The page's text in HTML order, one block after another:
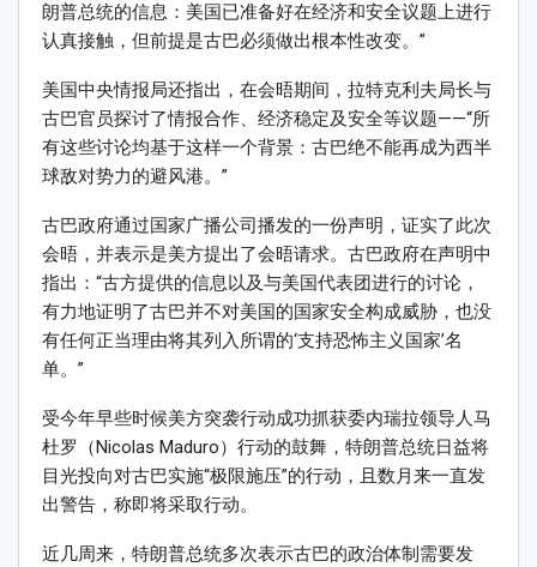
朗普总统的信息：美国已准备好在经济和安全议题上进行
认真接触，但前提是古巴必须做出根本性改变。”
美国中央情报局还指出，在会晤期间，拉特克利夫局长与
古巴官员探讨了情报合作、经济稳定及安全等议题——“所
有这些讨论均基于这样一个背景：古巴绝不能再成为西半
球敌对势力的避风港。”
古巴政府通过国家广播公司播发的一份声明，证实了此次
会晤，并表示是美方提出了会晤请求。古巴政府在声明中
指出：“古方提供的信息以及与美国代表团进行的讨论，
有力地证明了古巴并不对美国的国家安全构成威胁，也没
有任何正当理由将其列入所谓的‘支持恐怖主义国家’名
单。”
受今年早些时候美方突袭行动成功抓获委内瑞拉领导人马
杜罗（Nicolas Maduro）行动的鼓舞，特朗普总统日益将
目光投向对古巴实施“极限施压”的行动，且数月来一直发
出警告，称即将采取行动。
近几周来，特朗普总统多次表示古巴的政治体制需要发